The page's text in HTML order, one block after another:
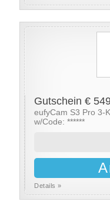
Gutschein €
eufyCam S3 Pro 3-
w/Code: ******
Details »